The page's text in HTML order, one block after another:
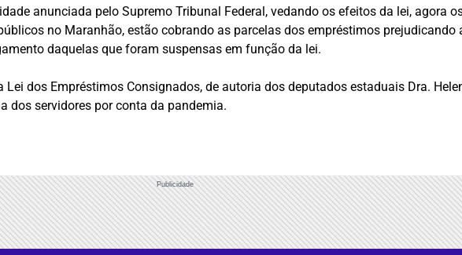
anunciada pelo Supremo Tribunal Federal, vedando os efeitos da lei, agora
no Maranhão, estão cobrando as parcelas dos empréstimos prejudicando
daquelas que foram suspensas em função da lei.
dos Empréstimos Consignados, de autoria dos deputados estaduais Dra.
dos servidores por conta da pandemia.
Publicidade